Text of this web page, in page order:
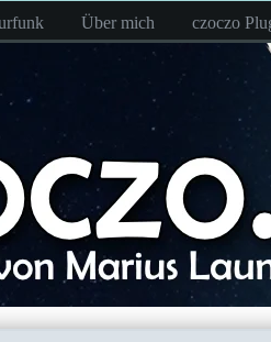
Über mich czoczo